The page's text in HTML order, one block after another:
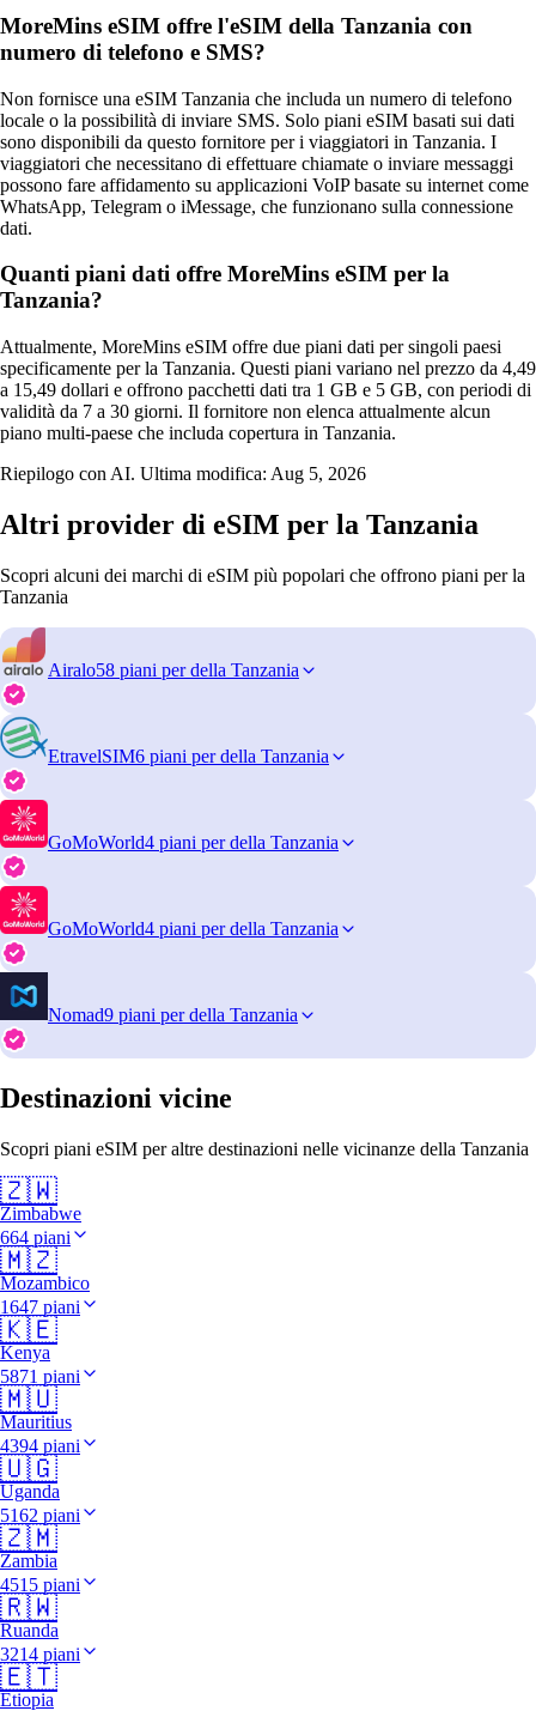
MoreMins eSIM offre l'eSIM della Tanzania con
numero di telefono e SMS?
Non fornisce una eSIM Tanzania che includa un numero di telefono
locale o la possibilità di inviare SMS. Solo piani eSIM basati sui dati
sono disponibili da questo fornitore per i viaggiatori in Tanzania. I
viaggiatori che necessitano di effettuare chiamate o inviare messaggi
possono fare affidamento su applicazioni VoIP basate su internet come
WhatsApp, Telegram o iMessage, che funzionano sulla connessione
dati.
Quanti piani dati offre MoreMins eSIM per la
Tanzania?
Attualmente, MoreMins eSIM offre due piani dati per singoli paesi
specificamente per la Tanzania. Questi piani variano nel prezzo da 4,49
a 15,49 dollari e offrono pacchetti dati tra 1 GB e 5 GB, con periodi di
validità da 7 a 30 giorni. Il fornitore non elenca attualmente alcun
piano multi-paese che includa copertura in Tanzania.
Riepilogo con AI. Ultima modifica: Aug 5, 2026
Altri provider di eSIM per la Tanzania
Scopri alcuni dei marchi di eSIM più popolari che offrono piani per la
Tanzania
Airalo58 piani per della Tanzania
EtravelSIM6 piani per della Tanzania
GoMoWorld4 piani per della Tanzania
GoMoWorld4 piani per della Tanzania
Nomad9 piani per della Tanzania
Destinazioni vicine
Scopri piani eSIM per altre destinazioni nelle vicinanze della Tanzania
🇿🇼
Zimbabwe
664 piani
🇲🇿
Mozambico
1647 piani
🇰🇪
Kenya
5871 piani
🇲🇺
Mauritius
4394 piani
🇺🇬
Uganda
5162 piani
🇿🇲
Zambia
4515 piani
🇷🇼
Ruanda
3214 piani
🇪🇹
Etiopia